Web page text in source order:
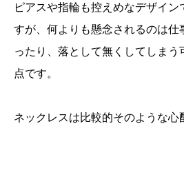
ピアスや指輪も控えめなデザイ
すが、何よりも懸念されるのは仕
ったり、落として無くしてしまう
点です。
ネックレスは比較的そのような心